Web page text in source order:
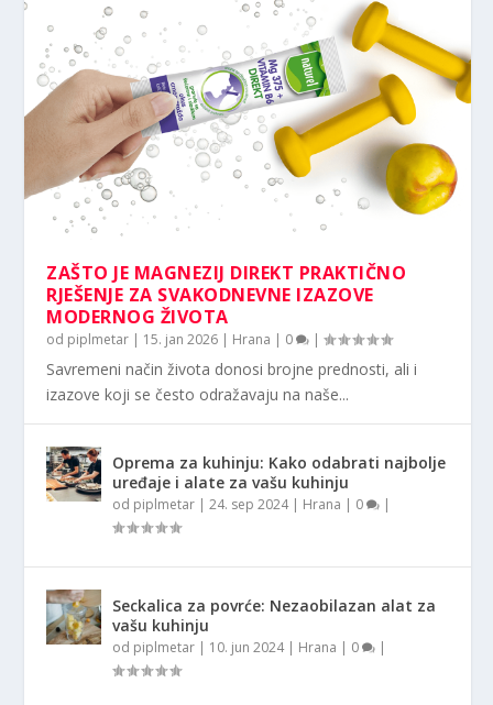
ZAŠTO JE MAGNEZIJ DIREKT PRAKTIČNO
RJEŠENJE ZA SVAKODNEVNE IZAZOVE
MODERNOG ŽIVOTA
od piplmetar | 15. jan 2026 | Hrana | 0 |
Savremeni način života donosi brojne prednosti, ali i
izazove koji se često odražavaju na naše...
Oprema za kuhinju: Kako odabrati najbolje
uređaje i alate za vašu kuhinju
od piplmetar |24. sep 2024| Hrana | 0 |
Seckalica za povrće: Nezaobilazan alat za
vašu kuhinju
od piplmetar | 10. jun 2024| Hrana | 0 |